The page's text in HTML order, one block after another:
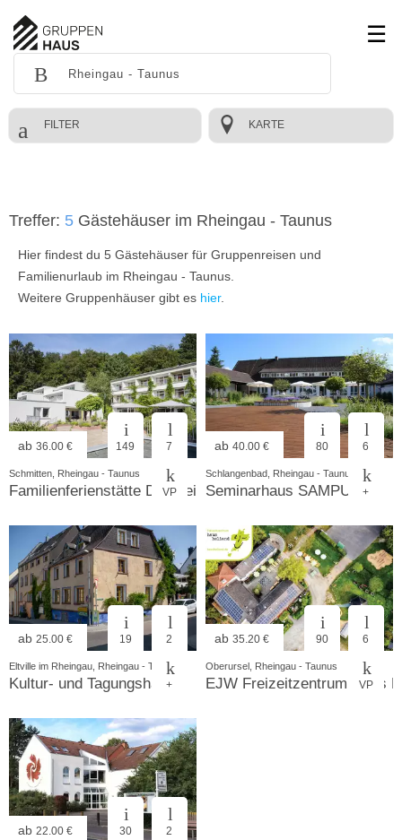
FILTER KARTE
Treffer: 5 Gästehäuser im Rheingau - Taunus
Hier findest du 5 Gästehäuser für Gruppenreisen und
Familienurlaub im Rheingau - Taunus.
Weitere Gruppenhäuser gibt es hier.
ab 36.00 € 149 7
VP
Schmitten, Rheingau - Taunus
Familienferienstätte Dorfweil
ab 40.00 € 80 6
+
Schlangenbad, Rheingau - Taunus
Seminarhaus SAMPURNA
ab 25.00 € 19 2
+
Eltville im Rheingau, Rheingau - Taunus
Kultur- und Tagungshaus
ab 35.20 € 90 6
VP
Oberursel, Rheingau - Taunus
EJW Freizeitzentrum Haus
ab 22.00 € 30 2